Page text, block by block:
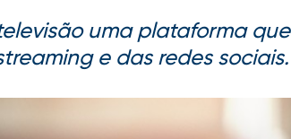
uma plataforma que
e das redes sociais.